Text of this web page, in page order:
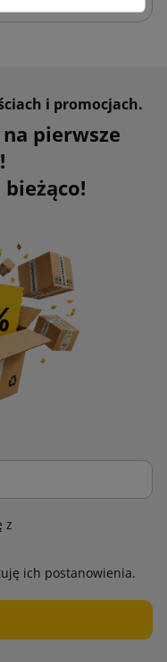
i promocjach.
pierwsze
bieżąco!
z
ich postanowienia.